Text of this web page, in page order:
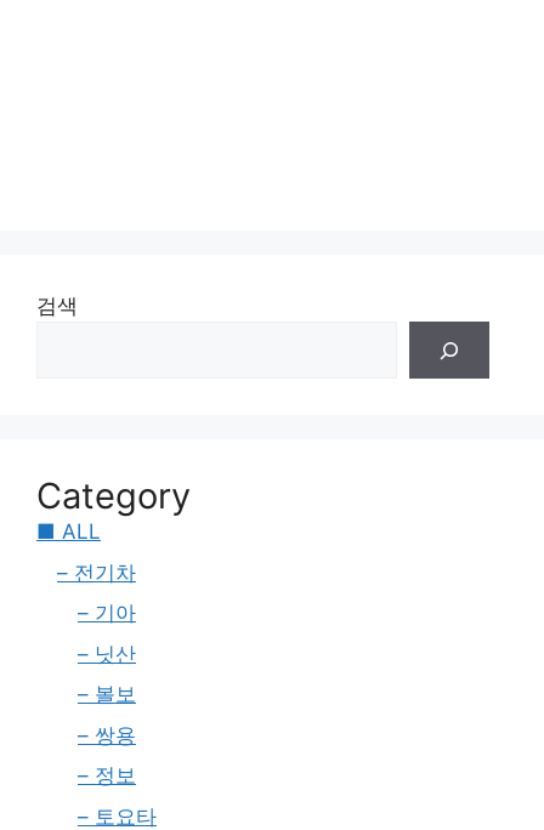
검색
Category
■ ALL
– 전기차
– 기아
– 닛산
– 볼보
– 쌍용
– 정보
– 토요타